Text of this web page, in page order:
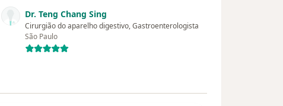
Dr. Teng Chang Sing
Cirurgião do aparelho digestivo, Gastroenterologista
São Paulo